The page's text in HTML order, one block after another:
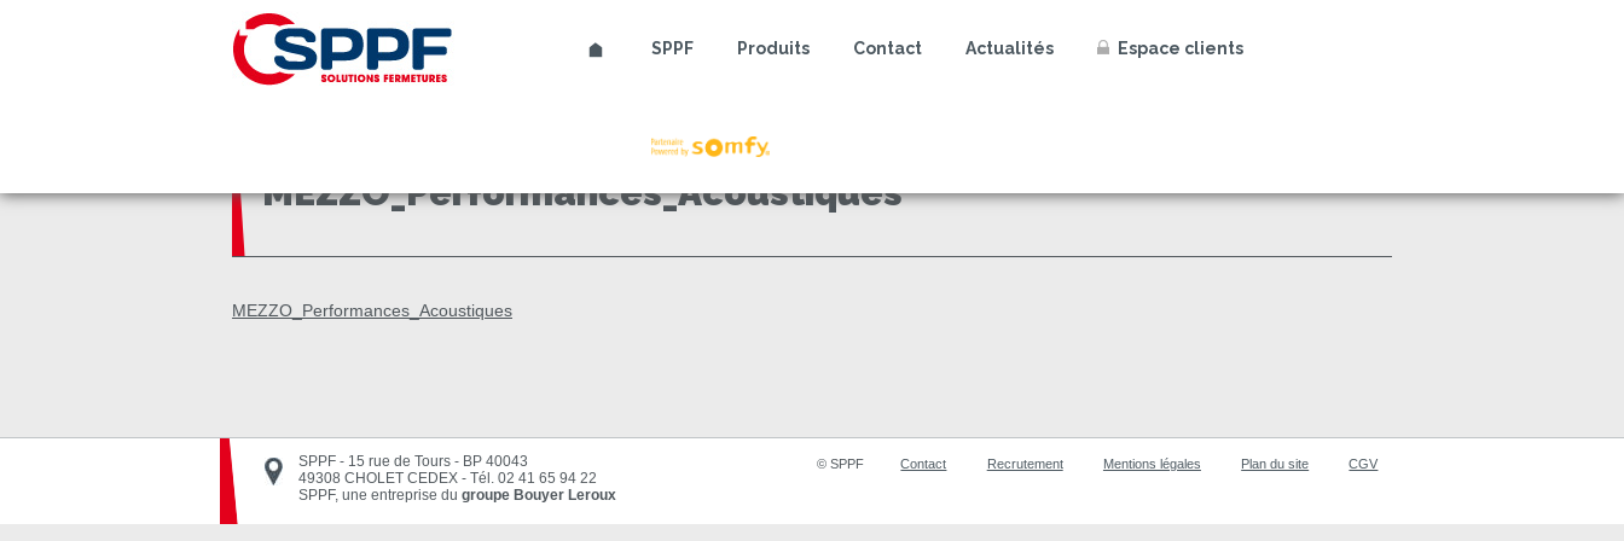
SPPF Produits Contact Actualités Espace clients
MEZZO_Performances_Acoustiques
MEZZO_Performances_Acoustiques
SPPF - 15 rue de Tours - BP 40043
49308 CHOLET CEDEX -Tél. 02 41 65 94 22
SPPF, une entreprise du groupe Bouyer Leroux
© SPPF Contact Recrutement Mentions légales Plan du site CGV